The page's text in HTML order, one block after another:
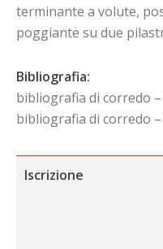
terminante a volute,
poggiante su due
Bibliografia:
bibliografia di corredo
bibliografia di corredo
Iscrizione